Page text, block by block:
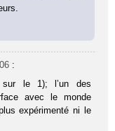
:
sur le 1); l’un des
avec le monde
expérimenté ni le